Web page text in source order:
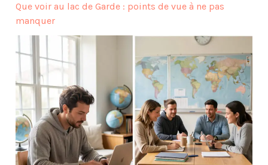
Que voir au lac de Garde : points de vue à ne pas
manquer